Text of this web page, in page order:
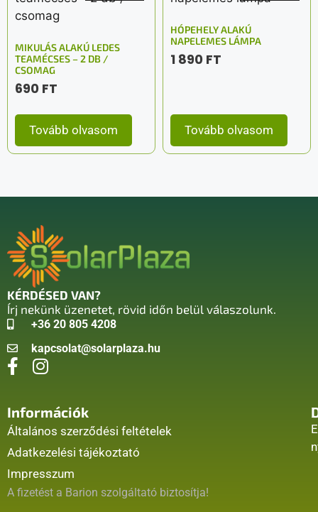
MIKULÁS ALAKÚ LEDES
TEAMÉCSES – 2 DB /
CSOMAG
690 FT
Tovább olvasom
HÓPEHELY ALAKÚ
NAPELEMES LÁMPA
1 890 FT
Tovább olvasom
KÉRDÉSED VAN?
Írj nekünk üzenetet, rövid időn belül válaszolunk.
+36 20 805 4208
kapcsolat@solarplaza.hu
Információk
Általános szerződési feltételek
Adatkezelési tájékoztató
Impresszum
A fizetést a Barion szolgáltató biztosítja!